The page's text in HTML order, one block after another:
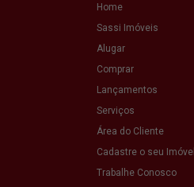
Home
Sassi Imóveis
Alugar
Comprar
Lançamentos
Serviços
Área do Cliente
Cadastre o seu Imóvel
Trabalhe Conosco